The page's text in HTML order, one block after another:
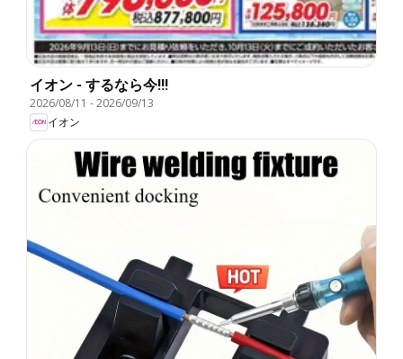
イオン - するなら今!!!
2026/08/11 -2026/09/13
イオン